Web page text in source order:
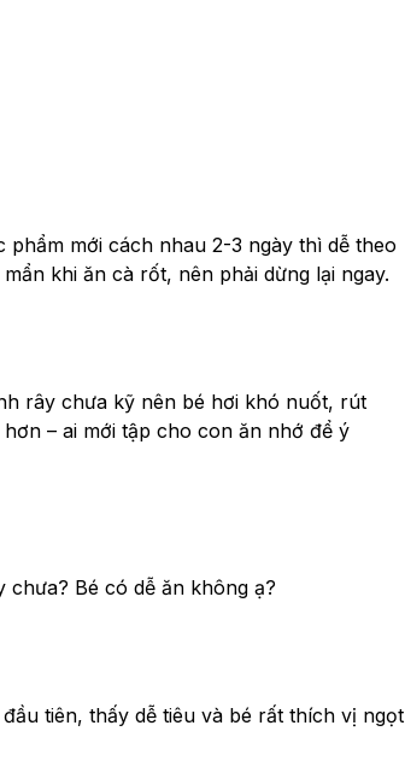
mới cách nhau 2-3 ngày thì dễ theo
khi ăn cà rốt, nên phải dừng lại ngay.
rây chưa kỹ nên bé hơi khó nuốt, rút
– ai mới tập cho con ăn nhớ để ý
chưa? Bé có dễ ăn không ạ?
tiên, thấy dễ tiêu và bé rất thích vị ngọt